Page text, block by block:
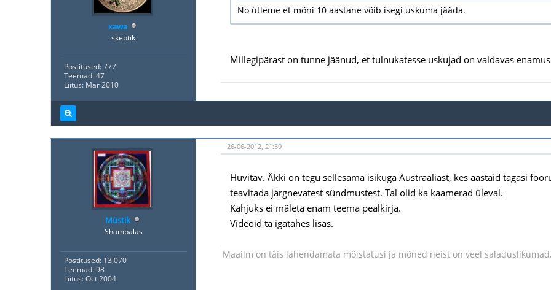
xawa
skeptik
Postitused: 777
Teemad: 47
Liitus: Mar 2010
No ütleme et mõni 10 aastane võib isegi uskuma jääda.
Millegipärast on tunne jäänud, et tulnukatesse uskujad on valdavas
Müstik
Shambalas
Postitused: 13,070
Teemad: 98
Liitus: Oct 2004
26-06-2012, 21:39
Huvitav. Äkki on tegu sellesama isikuga Austraaliast, kes aastaid tagasi
teavitada järgnevatest sündmustest. Tal olid ka kaamerad üleval.
Kahjuks ei mäleta enam teema pealkirja.
Videoid ta igatahes lisas.
Maailm on täis lahendamata mõistatusi ja mõned neist on veel